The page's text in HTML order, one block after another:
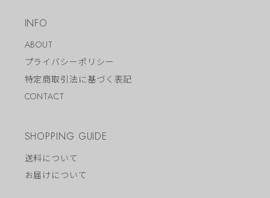
INFO
ABOUT
プライバシーポリシー
特定商取引法に基づく表記
CONTACT
SHOPPING GUIDE
送料について
お届けについて